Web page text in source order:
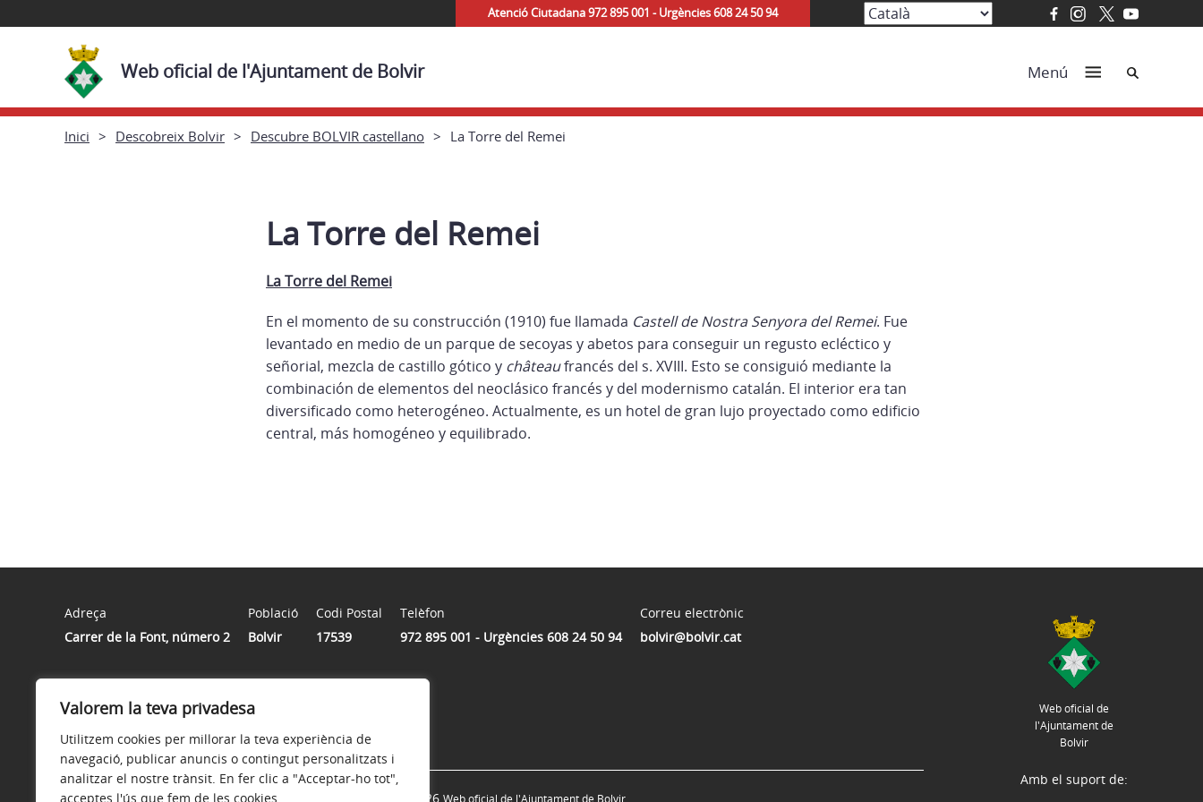
Valorem la teva privadesa
Utilitzem cookies per millorar la teva experiència de
navegació, publicar anuncis o contingut personalitzats i
analitzar el nostre trànsit. En fer clic a "Acceptar-ho tot",
acceptes l'ús que fem de les cookies.
Atenció Ciutadana 972 895 001 - Urgències 608 24 50 94
Web oficial de l'Ajuntament de Bolvir Menú Cerca
Inici Descobreix Bolvir Descubre BOLVIR castellano La Torre del Remei
La Torre del Remei
La Torre del Remei
En el momento de su construcción (1910) fue llamada Castell de Nostra Senyora del Remei. Fue
levantado en medio de un parque de secoyas y abetos para conseguir un regusto ecléctico y
señorial, mezcla de castillo gótico y châteaufrancés del s. XVIII. Esto se consiguió mediante la
combinación de elementos del neoclásico francés y del modernismo catalán. El interior era tan
diversificado como heterogéneo. Actualmente, es un hotel de gran lujo proyectado como edificio
central, más homogéneo y equilibrado.
Adreça
Carrer de la Font, número 2
Població
Bolvir
Codi Postal
17539
Telèfon
972 895 001 - Urgències 608 24 50 94
Correu electrònic
bolvir@bolvir.cat
De dilluns a divendres de 8 h a 15 h
Web oficial de
l'Ajuntament de
Bolvir
Avís legal Política de privacitat © 2026
Amb el suport de: